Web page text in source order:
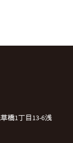
草橋1丁目13-6浅